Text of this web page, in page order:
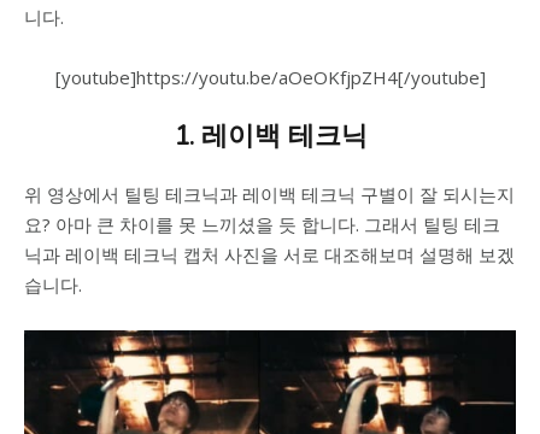
니다.
[youtube]https://youtu.be/aOeOKfjpZH4[/youtube]
1. 레이백 테크닉
위 영상에서 틸팅 테크닉과 레이백 테크닉 구별이 잘 되시는지
요? 아마 큰 차이를 못 느끼셨을 듯 합니다. 그래서 틸팅 테크
닉과 레이백 테크닉 캡처 사진을 서로 대조해보며 설명해 보겠
습니다.